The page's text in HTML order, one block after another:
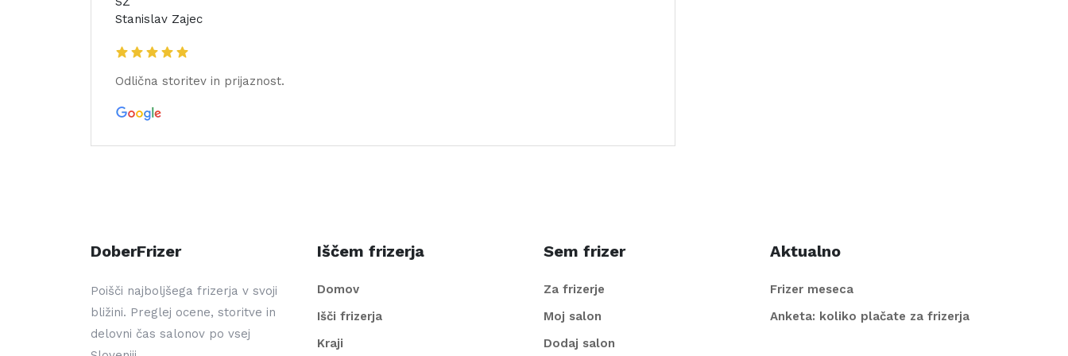
Stanislav Zajec
Odlična storitev in prijaznost.
DoberFrizer
Poišči najboljšega frizerja v svoji
bližini. Preglej ocene, storitve in
delovni čas salonov po vsej
Iščem frizerja
Domov
Išči frizerja
Kraji
Sem frizer
Za frizerje
Moj salon
Dodaj salon
Aktualno
Frizer meseca
Anketa: koliko plačate za frizerja